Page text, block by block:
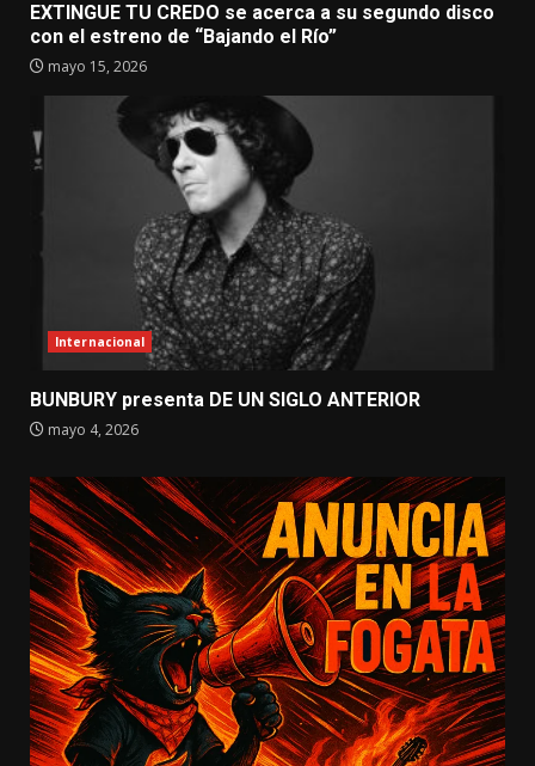
EXTINGUE TU CREDO se acerca a su segundo disco
con el estreno de “Bajando el Río”
mayo 15, 2026
Internacional
BUNBURY presenta DE UN SIGLO ANTERIOR
mayo 4, 2026